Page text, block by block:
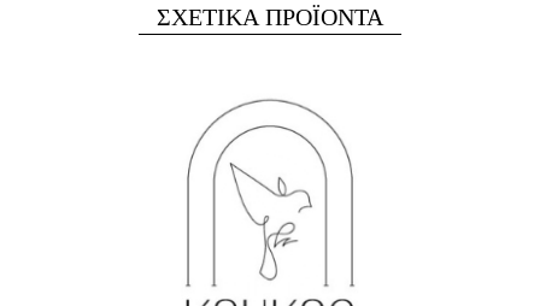
ΣΧΕΤΙΚΆ ΠΡΟΪΌΝΤΑ